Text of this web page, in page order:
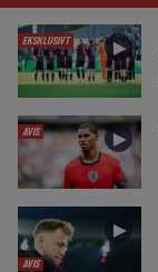
EKSKLUSIVT ►
AVIS ►
AVIS
►